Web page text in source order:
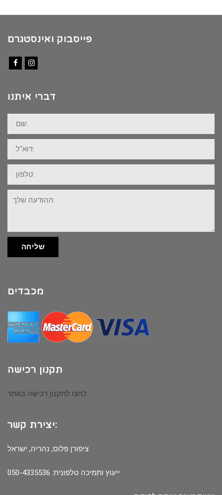
פייסבוק ואינסטגרם
דברי איתנו
שם:
דוא"ל:
טלפון:
ההודעה
שלך:
שליחה
מכבדים
תקנון רכישה
לחצו לתקנון רכישה באתר
יצירת קשר:
ציפורן פלוס, נהריה, ישראל
ייעוץ ותמיכה טלפונית: 050-4335536